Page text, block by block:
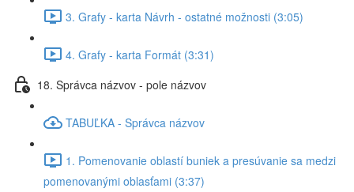
3. Grafy - karta Návrh - ostatné možnosti (3:05)
4. Grafy - karta Formát (3:31)
18. Správca názvov - pole názvov
TABUĽKA - Správca názvov
1. Pomenovanie oblastí buniek a presúvanie sa medzi
pomenovanými oblasťami (3:37)